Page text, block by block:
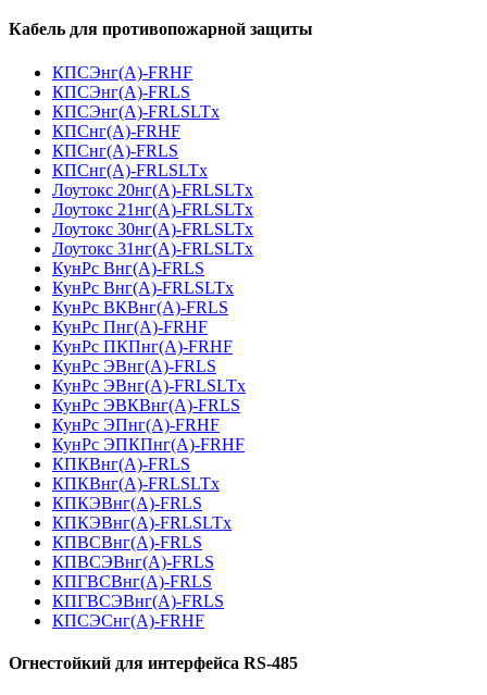
Кабель для противопожарной защиты
КПСЭнг(А)-FRHF
КПСЭнг(А)-FRLS
КПСЭнг(А)-FRLSLTx
КПСнг(А)-FRHF
КПСнг(А)-FRLS
КПСнг(А)-FRLSLTx
Лоутокс 20нг(А)-FRLSLTx
Лоутокс 21нг(А)-FRLSLTx
Лоутокс 30нг(А)-FRLSLTx
Лоутокс 31нг(А)-FRLSLTx
КунРс Внг(А)-FRLS
КунРс Внг(А)-FRLSLTx
КунРс ВКВнг(А)-FRLS
КунРс Пнг(А)-FRHF
КунРс ПКПнг(А)-FRHF
КунРс ЭВнг(А)-FRLS
КунРс ЭВнг(А)-FRLSLTx
КунРс ЭВКВнг(А)-FRLS
КунРс ЭПнг(А)-FRHF
КунРс ЭПКПнг(А)-FRHF
КПКВнг(А)-FRLS
КПКВнг(А)-FRLSLTx
КПКЭВнг(А)-FRLS
КПКЭВнг(А)-FRLSLTx
КПВСВнг(А)-FRLS
КПВСЭВнг(А)-FRLS
КПГВСВнг(А)-FRLS
КПГВСЭВнг(А)-FRLS
КПСЭСнг(А)-FRHF
Огнестойкий для интерфейса RS-485